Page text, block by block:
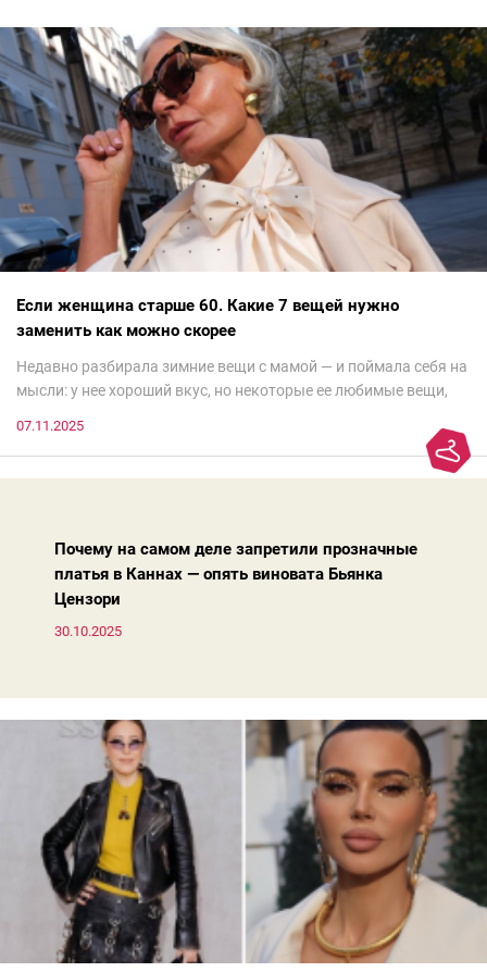
Если женщина старше 60. Какие 7 вещей нужно
заменить как можно скорее
Недавно разбирала зимние вещи с мамой — и поймала себя на
мысли: у нее хороший вкус, но некоторые ее любимые вещи,
добавляют ей лет.И проблема не в том, что они вышли из
моды. Вовсе нет.Проблема в том, что сама мода сделала шаг
07.11.2025
Почему на самом деле запретили прозначные
платья в Каннах — опять виновата Бьянка
Цензори
30.10.2025